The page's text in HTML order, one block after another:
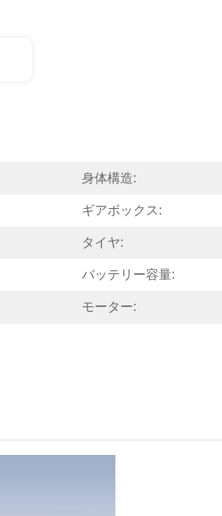
身体構造:
ギアボックス:
タイヤ:
バッテリー容量:
モーター: